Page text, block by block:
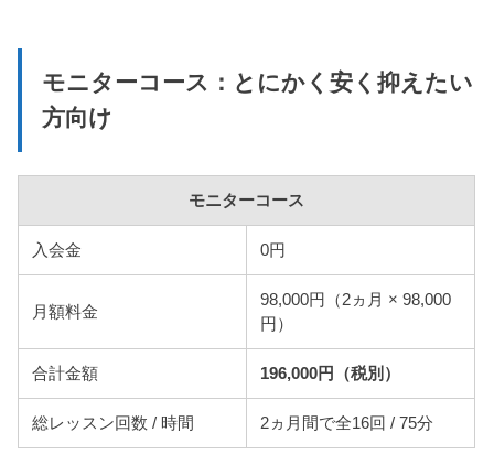
モニターコース：とにかく安く抑えたい
方向け
モニターコース
入会金 0円
月額料金
98,000円（2ヵ月 × 98,000
円）
合計金額 196,000円（税別）
総レッスン回数 / 時間 2ヵ月間で全16回 / 75分